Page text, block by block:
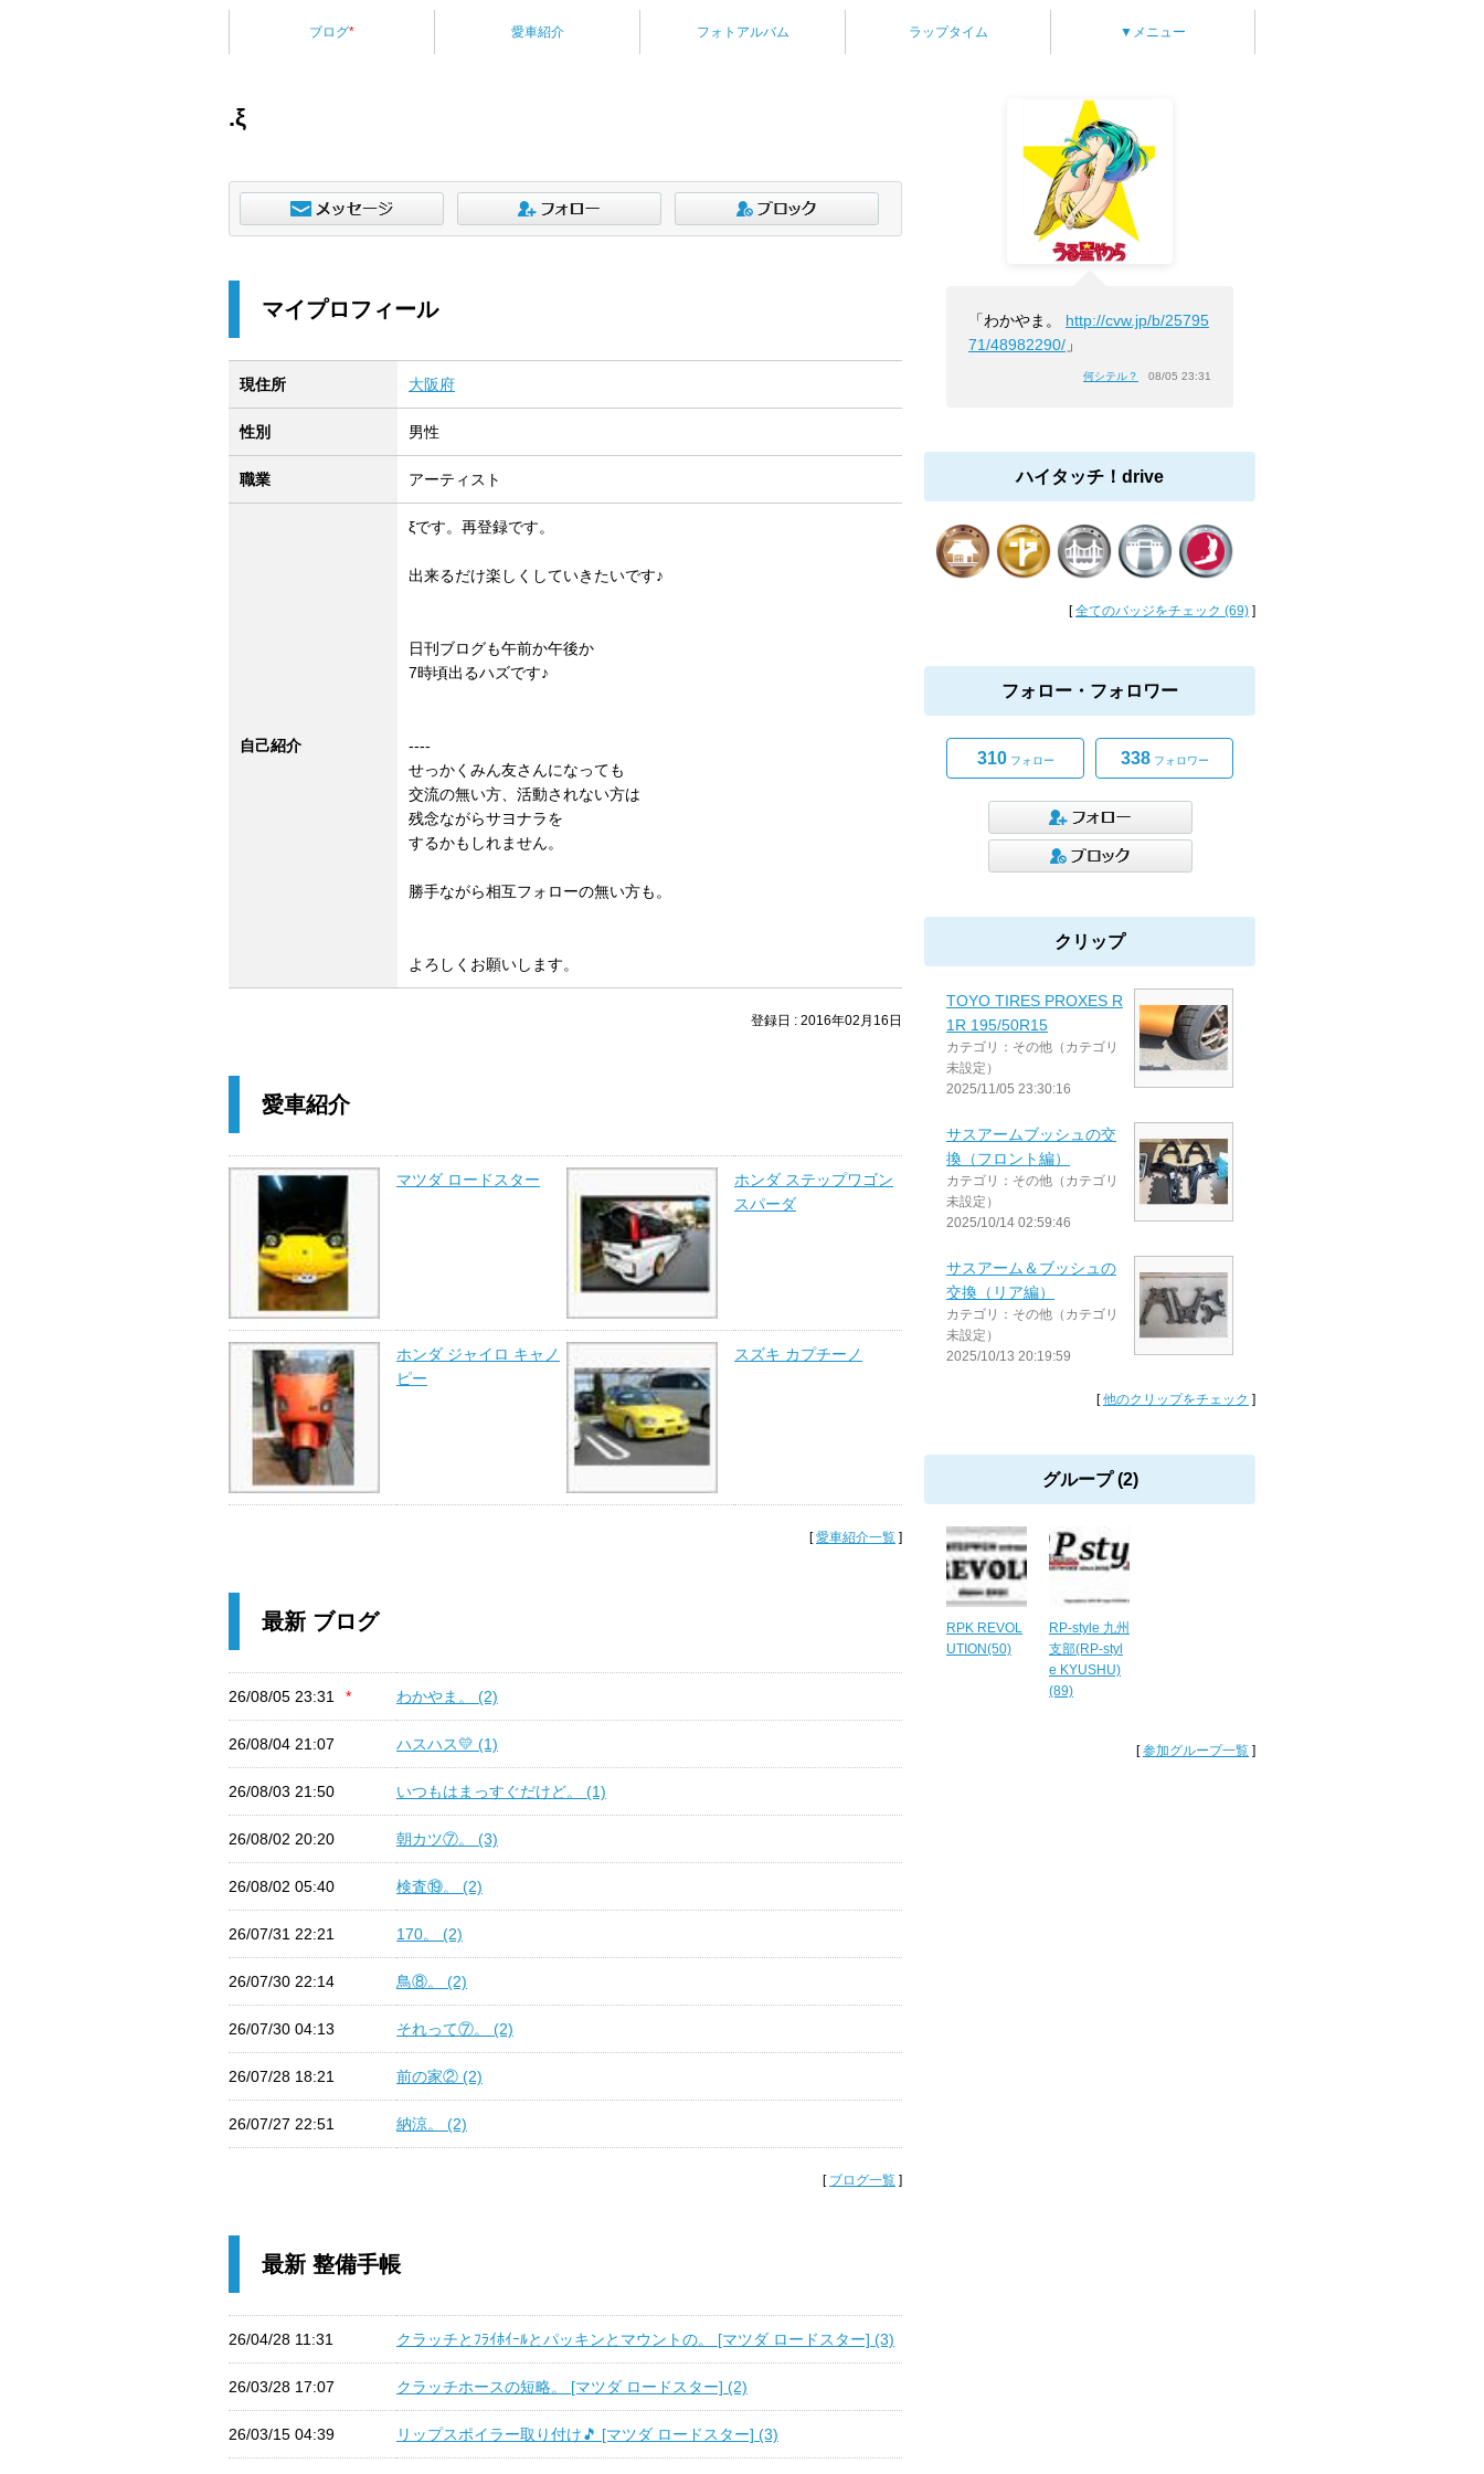
ブログ* 愛車紹介 フォトアルバム ラップタイム ▼メニュー
.ξ
「わかやま。 http://cvw.jp/b/25795
71/48982290/ 」
何シテル？ 08/05 23:31
ハイタッチ！drive
[全てのバッジをチェック (69) ]
フォロー・フォロワー
310フォロー 338フォロワー
クリップ
TOYO TIRES PROXES R
1R 195/50R15
カテゴリ：その他（カテゴリ
未設定）
2025/11/05 23:30:16
サスアームブッシュの交
換（フロント編）
カテゴリ：その他（カテゴリ
未設定）
2025/10/14 02:59:46
サスアーム＆ブッシュの
交換（リア編）
カテゴリ：その他（カテゴリ
未設定）
2025/10/13 20:19:59
[他のクリップをチェック ]
グループ (2)
RPK REVOL
UTION(50)
RP-style 九州
支部(RP-styl
e KYUSHU)
(89)
[参加グループ一覧 ]
マイプロフィール
現住所 大阪府
性別 男性
職業 アーティスト
自己紹介
ξです。再登録です。
出来るだけ楽しくしていきたいです♪
日刊ブログも午前か午後か
7時頃出るハズです♪
----
せっかくみん友さんになっても
交流の無い方、活動されない方は
残念ながらサヨナラを
するかもしれません。
勝手ながら相互フォローの無い方も。
よろしくお願いします。
登録日 : 2016年02月16日
愛車紹介
マツダ ロードスター
ホンダ ステップワゴン
スパーダ
ホンダ ジャイロ キャノ
ピー
スズキ カプチーノ
[愛車紹介一覧 ]
最新 ブログ
26/08/05 23:31 * わかやま。 (2)
26/08/04 21:07 ハスハス💛 (1)
26/08/03 21:50 いつもはまっすぐだけど。 (1)
26/08/02 20:20 朝カツ⑦。 (3)
26/08/02 05:40 検査⑲。 (2)
26/07/31 22:21 170。 (2)
26/07/30 22:14 鳥⑧。 (2)
26/07/30 04:13 それって⑦。 (2)
26/07/28 18:21 前の家② (2)
26/07/27 22:51 納涼。 (2)
[ ブログ一覧 ]
最新 整備手帳
26/04/28 11:31 クラッチとﾌﾗｲﾎｲｰﾙとパッキンとマウントの。 [マツダ ロードスター] (3)
26/03/28 17:07 クラッチホースの短略。 [マツダ ロードスター] (2)
26/03/15 04:39 リップスポイラー取り付け🎵 [マツダ ロードスター] (3)